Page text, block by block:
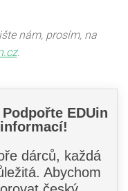
nám, prosím, na
.